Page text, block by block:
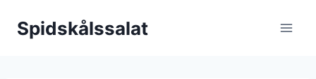
Spidskålssalat